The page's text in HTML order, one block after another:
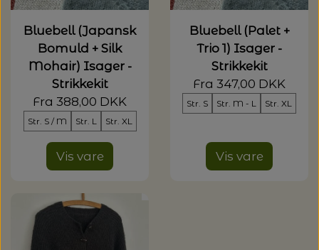
Bluebell (Japansk
Bomuld + Silk
Mohair) Isager -
Strikkekit
Fra 388,00 DKK
Str. S / M Str. L Str. XL
Vis vare
Bluebell (Palet +
Trio 1) Isager -
Strikkekit
Fra 347,00 DKK
Str. S Str. M - L Str. XL
Vis vare